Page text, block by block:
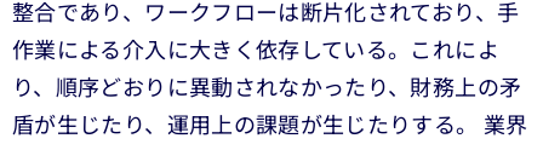
整合であり、ワークフローは断片化されており、手
作業による介入に大きく依存している。これによ
り、順序どおりに異動されなかったり、財務上の矛
盾が生じたり、運用上の課題が生じたりする。 業界